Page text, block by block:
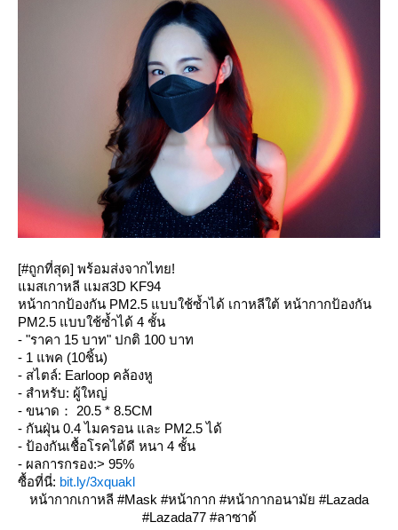
[#ถูกที่สุด] พร้อมส่งจากไทย!
มสเกาหลี แมส3D KF94
หน้ากากป้องกัน PM2.5 แบบใช้ซ้ำได้ เกาหลีใต้ หน้ากากป้องกัน
PM2.5 แบบใช้ซ้ำได้ 4 ชั้น
- "ราคา 15 บาท" ปกติ 100 บาท
- 1 แพค (10ชิ้น)
- สไตล์: Earloop คล้องหู
- สำหรับ: ผู้ใหญ่
- ขนาด： 20.5 * 8.5CM
- กันฝุ่น 0.4 ไมครอน และ PM2.5 ได้
- ป้องกันเชื้อโรคได้ดี หนา 4 ชั้น
- ผลการกรอง:> 95%
ซื้อที่นี่: bit.ly/3xquakl
หน้ากากเกาหลี #Mask #หน้ากาก #หน้ากากอนามัย #Lazada
#Lazada77 #ลาซาด้